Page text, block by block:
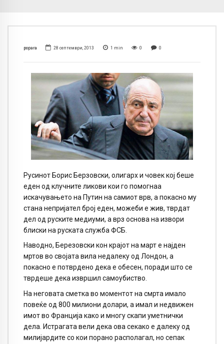
popara 28 септември, 2013 1 min 0 0
Русинот Борис Берзовски, олигарх и човек кој беше
еден од клучните ликови кои го помогнаа
искачувањето на Путин на самиот врв, а покасно му
стана непријател број еден, можеби е жив, тврдат
дел од руските медиуми, а врз основа на извори
блиски на руската служба ФСБ.
Наводно, Березовски кон крајот на март е најден
мртов во својата вила недалеку од Лондон, а
покасно е потврдено дека е обесен, поради што се
тврдеше дека извршил самоубиство.
На неговата сметка во моментот на смрта имало
повеќе од 800 милиони долари, а имал и недвижен
имот во Франција како и многу скапи уметнички
дела. Истрагата вели дека ова секако е далеку од
милијардите со кои порано располагал, но сепак